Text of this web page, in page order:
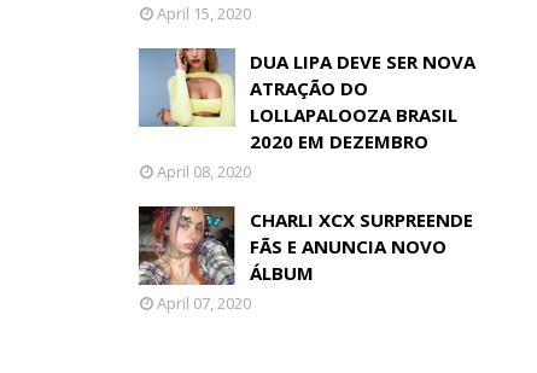
April 15, 2020
DUA LIPA DEVE SER NOVA
ATRAÇÃO DO
LOLLAPALOOZA BRASIL
2020 EM DEZEMBRO
April 08, 2020
CHARLI XCX SURPREENDE
FÃS E ANUNCIA NOVO
ÁLBUM
April 07, 2020